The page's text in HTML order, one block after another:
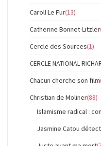
Caroll Le Fur(13)
Catherine Bonnet-Litzler
Cercle des Sources(1)
CERCLE NATIONAL
Chacun cherche son film
Christian de Moliner(88)
Islamisme radical :
Jasmine Catou